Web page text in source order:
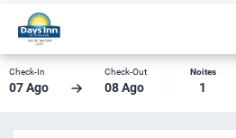
Check-In
07 Ago
Check-Out
08 Ago
Noites
1